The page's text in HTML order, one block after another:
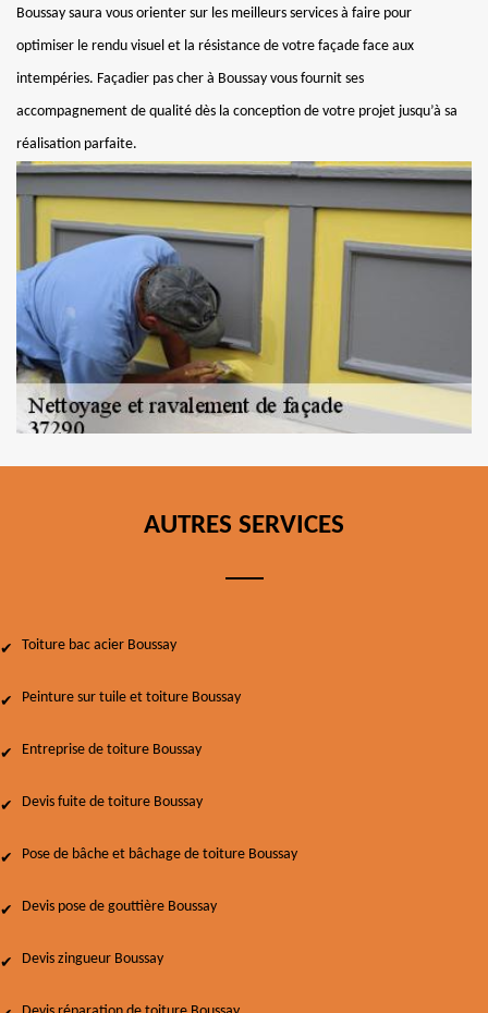
Boussay saura vous orienter sur les meilleurs services à faire pour
optimiser le rendu visuel et la résistance de votre façade face aux
intempéries. Façadier pas cher à Boussay vous fournit ses
accompagnement de qualité dès la conception de votre projet jusqu’à sa
réalisation parfaite.
AUTRES SERVICES
Toiture bac acier Boussay
Peinture sur tuile et toiture Boussay
Entreprise de toiture Boussay
Devis fuite de toiture Boussay
Pose de bâche et bâchage de toiture Boussay
Devis pose de gouttière Boussay
Devis zingueur Boussay